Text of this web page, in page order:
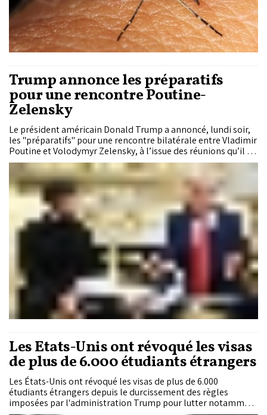
Trump annonce les préparatifs
pour une rencontre Poutine-
Zelensky
Le président américain Donald Trump a annoncé, lundi soir,
les "préparatifs" pour une rencontre bilatérale entre Vladimir
Poutine et Volodymyr Zelensky, à l’issue des réunions qu’il a
tenu le jour même à la Maison Blanche avec le président
ukrainien et plusieurs dirigeants européens au sujet d'un
éventuel accord de paix entre Moscou et Kiev.
Les États-Unis ont révoqué les visas
de plus de 6.000 étudiants étrangers
Les États-Unis ont révoqué les visas de plus de 6.000
étudiants étrangers depuis le durcissement des règles
imposées par l'administration Trump pour lutter notamment